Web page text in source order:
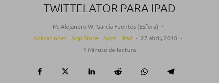
TWITTELATOR PARA IPAD
M. Alejandro W. García Fuentes (Esfera) ·
Aplicaciones
App Store Apps iPad · 27 abril, 2010 ·
1 Minuto de lectura